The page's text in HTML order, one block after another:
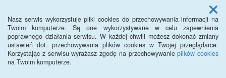
Nasz serwis wykorzystuje pliki cookies do przechowywania informacji na
Twoim komputerze. Są one wykorzystywane w celu zapewnienia
poprawnego działania serwisu. W każdej chwili możesz dokonać zmiany
ustawień dot. przechowywania plików cookies w Twojej przeglądarce.
Korzystając z serwisu wyrażasz zgodę na przechowywanieplików cookies
na Twoim komputerze.
Menu
BIP - Urząd Miejski
Wyśmierzyce